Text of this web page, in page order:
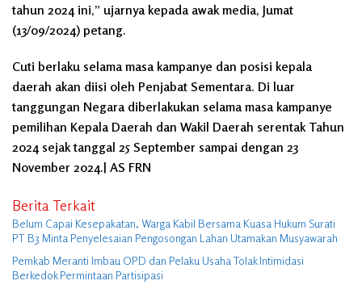
tahun 2024 ini,” ujarnya kepada awak media, Jumat
(13/09/2024) petang.
Cuti berlaku selama masa kampanye dan posisi kepala
daerah akan diisi oleh Penjabat Sementara. Di luar
tanggungan Negara diberlakukan selama masa kampanye
pemilihan Kepala Daerah dan Wakil Daerah serentak Tahun
2024 sejak tanggal 25 September sampai dengan 23
November 2024.| AS FRN
Berita Terkait
Belum Capai Kesepakatan, Warga Kabil Bersama Kuasa Hukum Surati
PT B3 Minta Penyelesaian Pengosongan Lahan Utamakan Musyawarah
Pemkab Meranti Imbau OPD dan Pelaku Usaha Tolak Intimidasi
Berkedok Permintaan Partisipasi